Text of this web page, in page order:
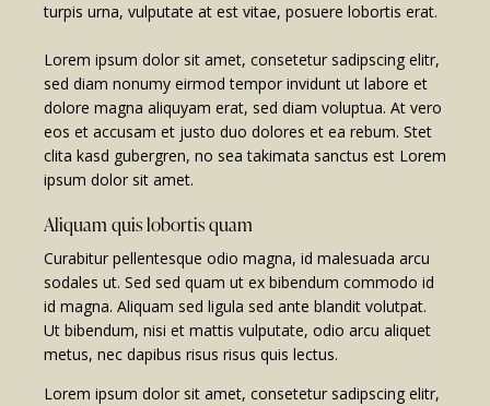
turpis urna, vulputate at est vitae, posuere lobortis erat.
Lorem ipsum dolor sit amet, consetetur sadipscing elitr,
sed diam nonumy eirmod tempor invidunt ut labore et
dolore magna aliquyam erat, sed diam voluptua. At vero
eos et accusam et justo duo dolores et ea rebum. Stet
clita kasd gubergren, no sea takimata sanctus est Lorem
ipsum dolor sit amet.
Aliquam quis lobortis quam
Curabitur pellentesque odio magna, id malesuada arcu
sodales ut. Sed sed quam ut ex bibendum commodo id
id magna. Aliquam sed ligula sed ante blandit volutpat.
Ut bibendum, nisi et mattis vulputate, odio arcu aliquet
metus, nec dapibus risus risus quis lectus.
Lorem ipsum dolor sit amet, consetetur sadipscing elitr,